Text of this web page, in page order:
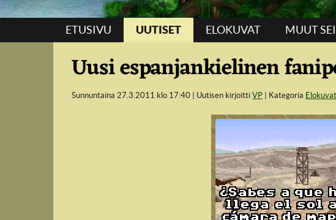
ETUSIVU UUTISET ELOKUVAT MUUT
Uusi espanjankielinen
Sunnuntaina 27.3.2011 klo 17:40 Uutisen kirjoitti VP Kategoria Elokuvat